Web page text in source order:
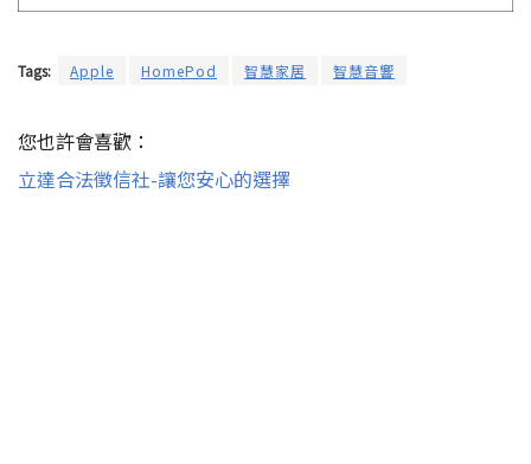
Tags: Apple HomePod 智慧家居 智慧音響
您也許會喜歡：
立達合法徵信社-讓您安心的選擇